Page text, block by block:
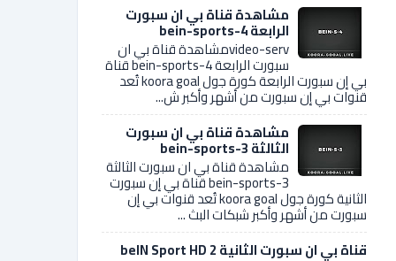
مشاهدة قناة بي ان سبورت
الرابعة bein-sports-4
video-servمشاهدة قناة بي ان
سبورت الرابعة bein-sports-4 قناة
بي إن سبورت الرابعة كورة جول koora goal تُعد
قنوات بي إن سبورت من أشهر وأكبر ش...
مشاهدة قناة بي ان سبورت
الثالثة bein-sports-3
مشاهدة قناة بي ان سبورت الثالثة
bein-sports-3 قناة بي إن سبورت
الثانية كورة جول koora goal تُعد قنوات بي إن
سبورت من أشهر وأكبر شبكات البث ...
قناة بي ان سبورت الثانية 2 beIN Sport HD